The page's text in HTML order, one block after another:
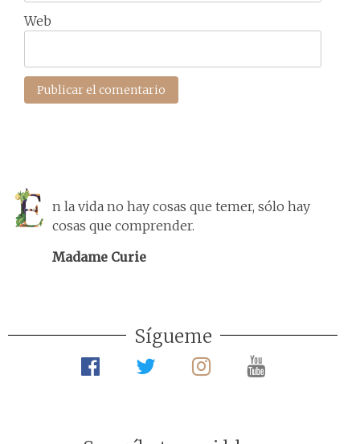
Web
n la vida no hay cosas que temer, sólo hay
cosas que comprender.
Madame Curie
Sígueme